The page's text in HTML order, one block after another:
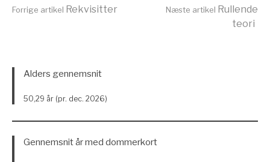
Læs
videre
Forrige artikel Rekvisitter Næste artikel Rullende
teori
Alders gennemsnit
50,29 år (pr. dec. 2026)
Gennemsnit år med dommerkort